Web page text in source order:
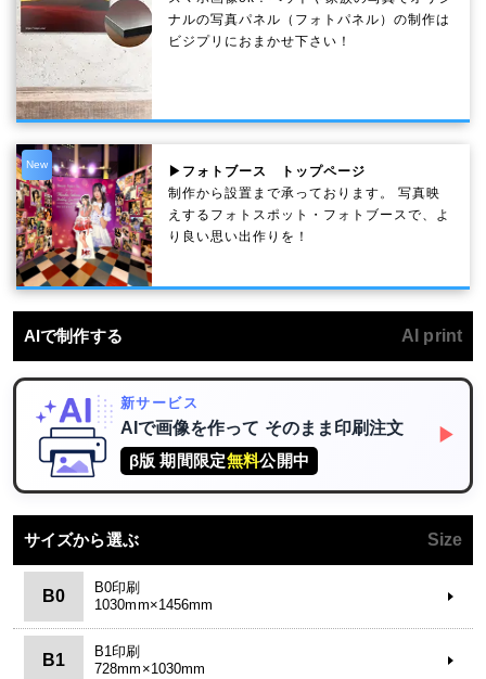
ナルの写真パネル（フォトパネル）の制作は
ビジプリにおまかせ下さい！
New
▶フォトブース トップページ
制作から設置まで承っております。 写真映
えするフォトスポット・フォトブースで、よ
り良い思い出作りを！
AIで制作する AI print
新サービス
AIで画像を作って そのまま印刷注文
β版 期間限定無料公開中
▶
サイズから選ぶ Size
B0
B0印刷
1030mm×1456mm
B1
B1印刷
728mm×1030mm